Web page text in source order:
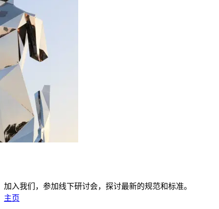
加入我们，参加线下研讨会，探讨最新的规范和标准。
主页